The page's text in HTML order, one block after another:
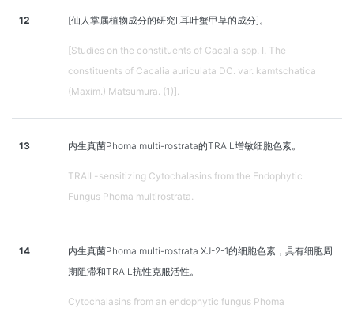
12 [仙人掌属植物成分的研究I.耳叶蟹甲草的成分]。
[Studies on the constituents of Cacalia spp. I. The
constituents of Cacalia auriculata DC. var. kamtschatica
(Maxim.) Matsumura. (1)].
13 内生真菌Phoma multi-rostrata的TRAIL增敏细胞色素。
TRAIL-sensitizing Cytochalasins from the Endophytic
Fungus Phoma multirostrata.
14
内生真菌Phoma multi-rostrata XJ-2-1的细胞色素，具有细胞周
期阻滞和TRAIL抗性克服活性。
Cytochalasins from an endophytic fungus Phoma